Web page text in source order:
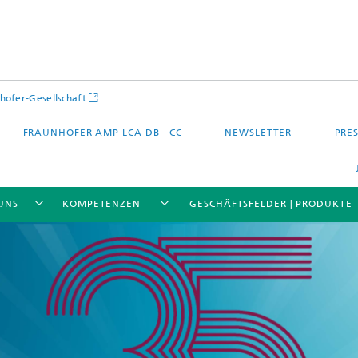
Gesellschaft
FRAUNHOFER AMP LCA DB - CC NEWSLETTER
KOMPETENZEN
Energie und Mobilität
GESCHÄFTSFELDER | PRODUKTE